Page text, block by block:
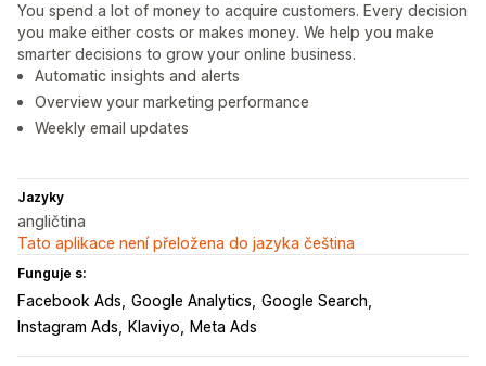
You spend a lot of money to acquire customers. Every decision
you make either costs or makes money. We help you make
smarter decisions to grow your online business.
Automatic insights and alerts
Overview your marketing performance
Weekly email updates
Jazyky
angličtina
Tato aplikace není přeložena do jazyka čeština
Funguje s:
Facebook Ads Google Analytics Google Search
Instagram Ads
Klaviyo Meta Ads